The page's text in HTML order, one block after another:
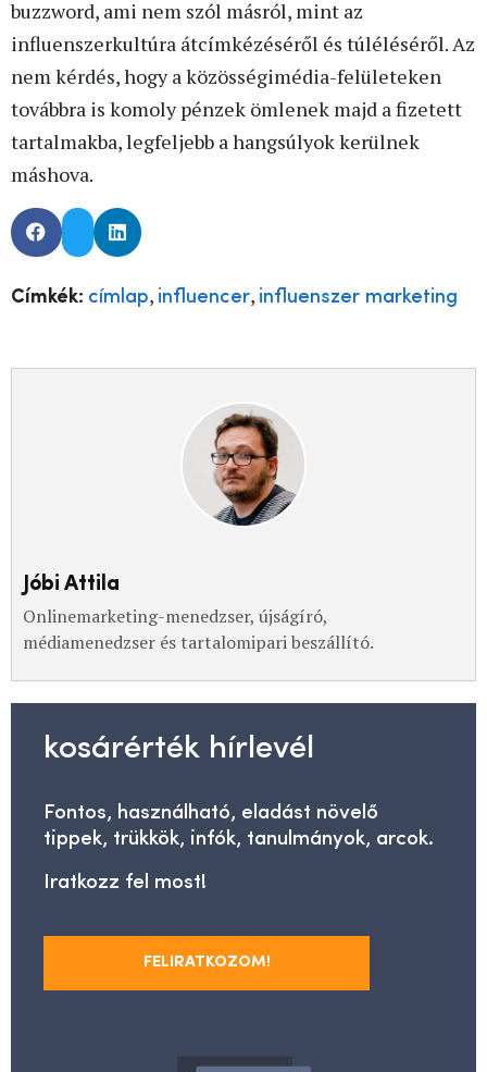
buzzword, ami nem szól másról, mint az
influenszerkultúra átcímkézéséről és túléléséről. Az
nem kérdés, hogy a közösségimédia-felületeken
továbbra is komoly pénzek ömlenek majd a fizetett
tartalmakba, legfeljebb a hangsúlyok kerülnek
máshova.
Címkék: címlap, influencer, influenszer marketing
Jóbi Attila
Onlinemarketing-menedzser, újságíró,
médiamenedzser és tartalomipari beszállító.
kosárérték hírlevél
Fontos, használható, eladást növelő
tippek, trükkök, infók, tanulmányok, arcok.
Iratkozz fel most!
FELIRATKOZOM!